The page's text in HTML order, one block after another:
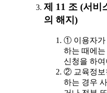
제 11 조 (서비
의 해지)
① 이용자가
하는 때에는
신청을 하
② 교육정보
하는 경우